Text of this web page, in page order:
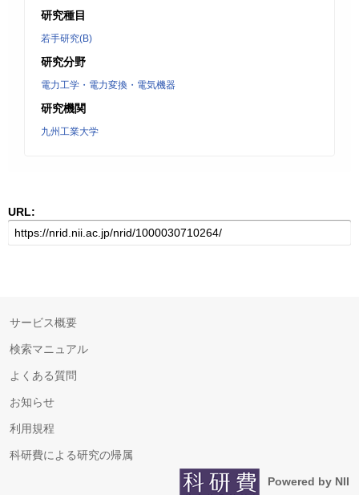
研究種目
若手研究(B)
研究分野
電力工学・電力変換・電気機器
研究機関
九州工業大学
URL:
サービス概要
検索マニュアル
よくある質問
お知らせ
利用規程
科研費による研究の帰属
Powered by NII